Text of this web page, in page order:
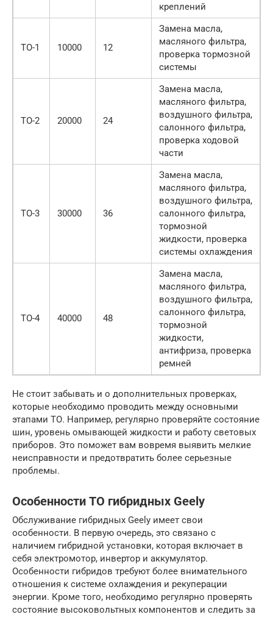
креплений
ТО-1 10000 12
Замена масла,
масляного фильтра,
проверка тормозной
системы
ТО-2 20000 24
Замена масла,
масляного фильтра,
воздушного фильтра,
салонного фильтра,
проверка ходовой
части
ТО-3 30000 36
Замена масла,
масляного фильтра,
воздушного фильтра,
салонного фильтра,
тормозной
жидкости, проверка
системы охлаждения
ТО-4 40000 48
Замена масла,
масляного фильтра,
воздушного фильтра,
салонного фильтра,
тормозной
жидкости,
антифриза, проверка
ремней
Не стоит забывать и о дополнительных проверках,
которые необходимо проводить между основными
этапами ТО. Например, регулярно проверяйте состояние
шин, уровень омывающей жидкости и работу световых
приборов. Это поможет вам вовремя выявить мелкие
неисправности и предотвратить более серьезные
проблемы.
Особенности ТО гибридных Geely
Обслуживание гибридных Geely имеет свои
особенности. В первую очередь, это связано с
наличием гибридной установки, которая включает в
себя электромотор, инвертор и аккумулятор.
Особенности гибридов требуют более внимательного
отношения к системе охлаждения и рекуперации
энергии. Кроме того, необходимо регулярно проверять
состояние высоковольтных компонентов и следить за